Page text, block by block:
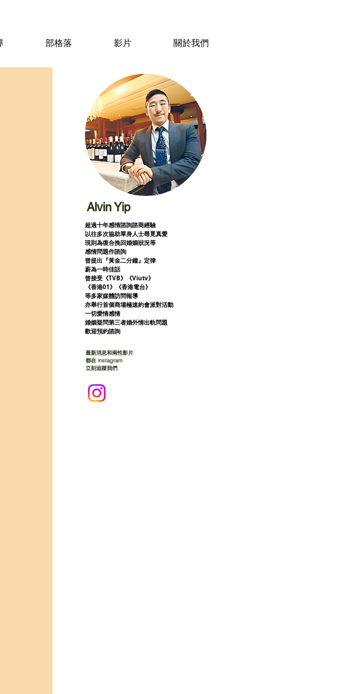
部格落 影片 關於我們
Alvin Yip
超過十年感情諮詢諮商經驗
以往多次協助單身人士尋覓真愛
現則為復合挽回婚姻狀況等
感情問題作諮詢
曾提出『黃金二分鐘』定律
蔚為一時佳話
曾接受《TVB》《Viutv》
《香港01》
《香港電台》
等多家媒體訪問報導
亦舉行首個商場極速約會派對活動
一切愛情感情
婚姻疑問第三者婚外情出軌問題
歡迎預約諮詢
最新消息和兩性影片
都在 instagram
立刻追蹤我們